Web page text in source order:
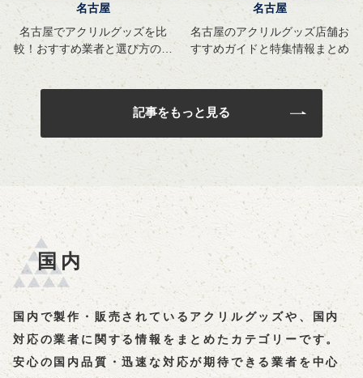
名古屋
名古屋でアクリルグッズを比
較！おすすめ業者と選び方のガ
イド
名古屋
名古屋のアクリルグッズ店舗お
すすめガイドと特集情報まとめ
記事をもっと見る
国内
国内で製作・販売されているアクリルグッズや、国内
対応の業者に関する情報をまとめたカテゴリーです。
安心の国内品質・迅速な対応が期待できる業者を中心